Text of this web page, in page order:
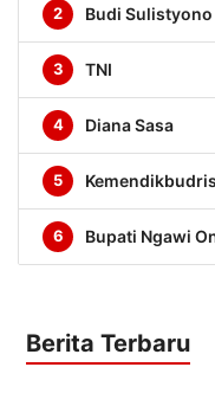
2 Budi Sulistyono
3 TNI
4 Diana Sasa
5
6 Bupati Ngawi
Berita Terbaru